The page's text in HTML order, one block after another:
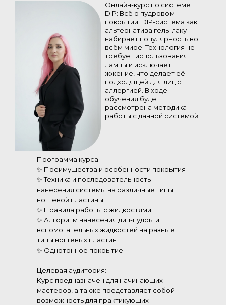
Онлайн-курс по системе
DIP: Всё о пудровом
покрытии. DIP-система как
альтернатива гель-лаку
набирает популярность во
всём мире. Технология не
требует использования
лампы и исключает
жжение, что делает её
подходящей для лиц с
аллергией. В ходе
обучения будет
рассмотрена методика
работы с данной системой.
Программа курса:
✨ Преимущества и особенности покрытия
✨ Техника и последовательность
нанесения системы на различные типы
ногтевой пластины
✨ Правила работы с жидкостями
✨ Алгоритм нанесения дип-пудры и
вспомогательных жидкостей на разные
типы ногтевых пластин
✨ Однотонное покрытие
Целевая аудитория:
Курс предназначен для начинающих
мастеров, а также представляет собой
возможность для практикующих